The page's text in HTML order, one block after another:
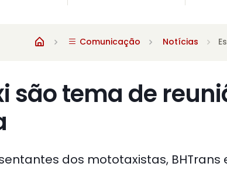
Comunicação Notícias
são tema de
dos mototaxistas, BHTrans